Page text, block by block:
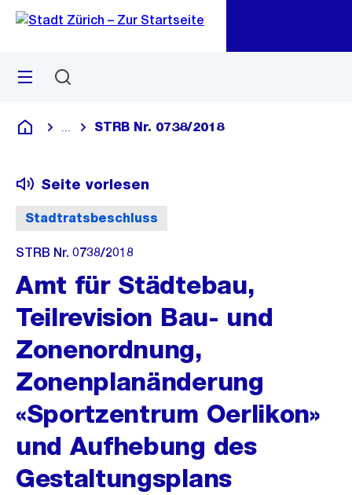
Navigation
Sprunglink
Menü
Deutsch
Blende alle Breadcrumbs ein
STRB Nr. 0738/2018
Stadtratsbeschluss
Seite vorlesen
STRB Nr. 0738/2018
Amt für Städtebau,
Teilrevision Bau- und
Zonenordnung,
Zonenplanänderung
«Sportzentrum Oerlikon»
und Aufhebung des
Gestaltungsplans